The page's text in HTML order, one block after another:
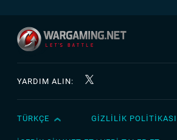
YARDIM ALIN:
English
TÜRKÇE GIZLILIK POLITIKASI